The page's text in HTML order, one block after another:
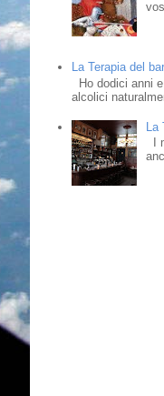
La Terapia del
Ho dodici anni
alcolici
I